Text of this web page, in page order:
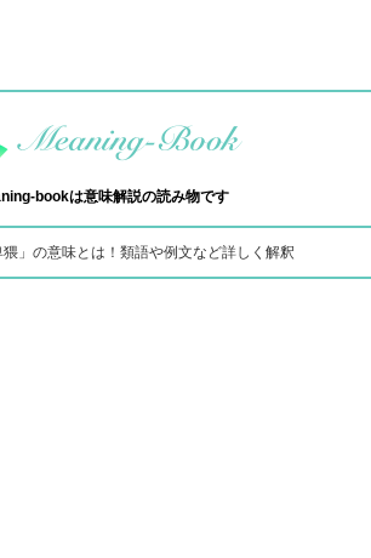
bookは意味解説の読み物です
猥」の意味とは！類語や例文など詳しく解釈